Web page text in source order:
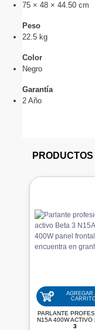
75 × 48 × 44.50 cm
Peso
22.5 kg
Color
Negro
Garantía
2 Año
PRODUCTOS
AGREGAR
PARLANTE
3